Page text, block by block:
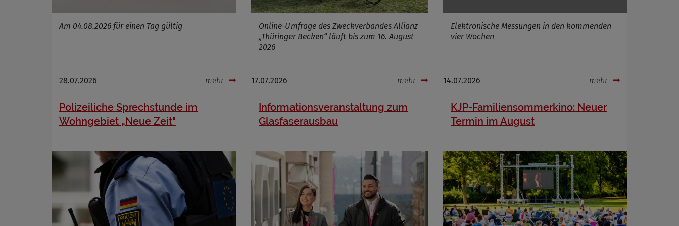
Am 04.08.2026 für einen Tag gültig
28.07.2026 mehr
Online-Umfrage des Zweckverbandes Allianz
„Thüringer Becken“ läuft bis zum 16. August
2026
17.07.2026 mehr
Elektronische Messungen in den kommenden
vier Wochen
14.07.2026 mehr
Polizeiliche Sprechstunde im
Wohngebiet „Neue Zeit"
Informationsveranstaltung zum
Glasfaserausbau
KJP-Familiensommerkino: Neuer
Termin im August